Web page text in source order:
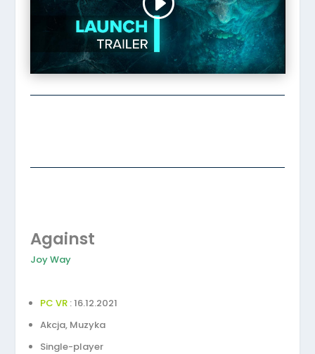
Against
Joy Way
PC VR : 16.12.2021
Akcja, Muzyka
Single-player